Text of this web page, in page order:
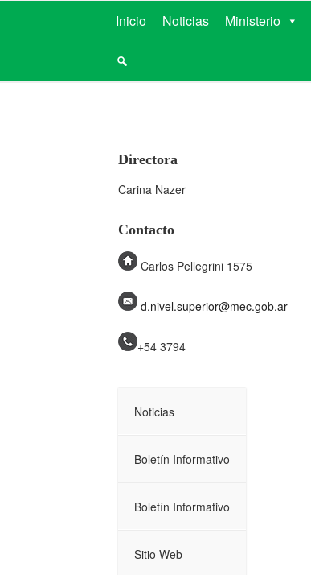
Inicio Noticias Ministerio
Directora
Carina Nazer
Contacto
Carlos Pellegrini 1575
d.nivel.superior@mec.gob.ar
+54 3794
Noticias
Boletín Informativo
Boletín Informativo
Sitio Web